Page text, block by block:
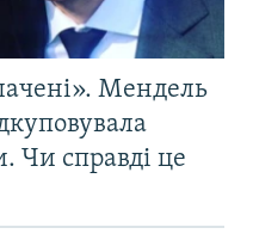
Мендель
Чи справді це